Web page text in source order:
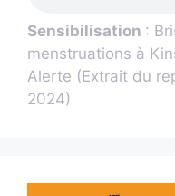
Sensibilisation :
menstruations à
Alerte (Extrait du
2024)